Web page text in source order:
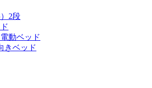
2段
動ベッド
きベッド